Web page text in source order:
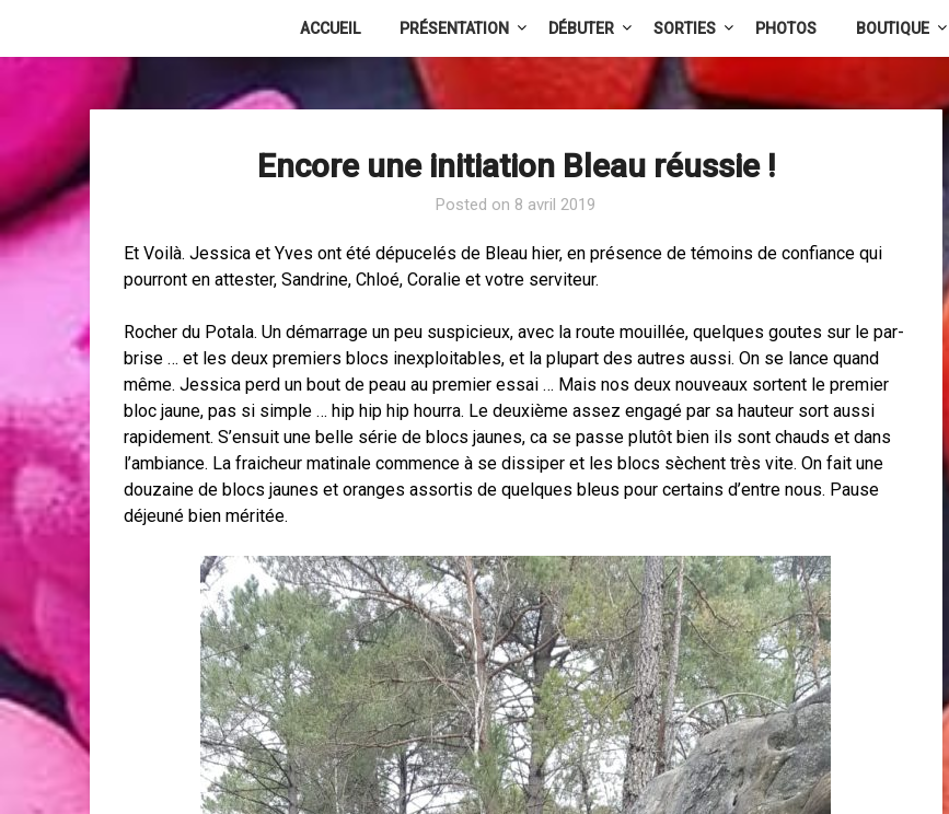
ACCUEIL PRÉSENTATION DÉBUTER SORTIES PHOTOS BOUTIQUE
Encore une initiation Bleau réussie !
Posted on 8 avril 2019
Et Voilà. Jessica et Yves ont été dépucelés de Bleau hier, en présence de témoins de confiance qui
pourront en attester, Sandrine, Chloé, Coralie et votre serviteur.
Rocher du Potala. Un démarrage un peu suspicieux, avec la route mouillée, quelques goutes sur le par-
brise … et les deux premiers blocs inexploitables, et la plupart des autres aussi. On se lance quand
même. Jessica perd un bout de peau au premier essai … Mais nos deux nouveaux sortent le premier
bloc jaune, pas si simple … hip hip hip hourra. Le deuxième assez engagé par sa hauteur sort aussi
rapidement. S’ensuit une belle série de blocs jaunes, ca se passe plutôt bien ils sont chauds et dans
l’ambiance. La fraicheur matinale commence à se dissiper et les blocs sèchent très vite. On fait une
douzaine de blocs jaunes et oranges assortis de quelques bleus pour certains d’entre nous. Pause
déjeuné bien méritée.